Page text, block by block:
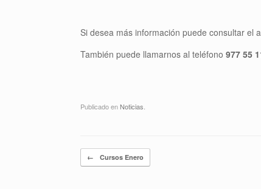
Si desea más información puede consultar el
También puede llamarnos al teléfono 977 55
Publicado en Noticias
Navegador de artículos
← Cursos Enero